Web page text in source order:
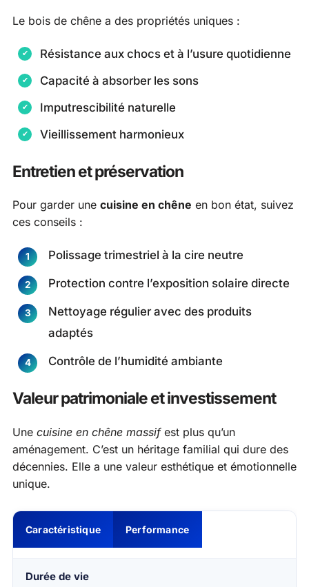
Le bois de chêne a des propriétés uniques :
Résistance aux chocs et à l’usure quotidienne
Capacité à absorber les sons
Imputrescibilité naturelle
Vieillissement harmonieux
Entretien et préservation
Pour garder une cuisine en chêne en bon état, suivez
ces conseils :
Polissage trimestriel à la cire neutre
Protection contre l’exposition solaire directe
Nettoyage régulier avec des produits
adaptés
Contrôle de l’humidité ambiante
Valeur patrimoniale et investissement
Une cuisine en chêne massifest plus qu’un
aménagement. C’est un héritage familial qui dure des
décennies. Elle a une valeur esthétique et émotionnelle
unique.
Caractéristique Performance
Durée de vie